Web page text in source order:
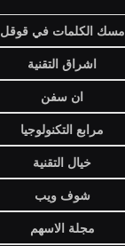
مسك الكلمات في قوقل
اشراق التقنية
ان سفن
مرابع التكنولوجيا
خيال التقنية
شوف ويب
مجلة الاسهم